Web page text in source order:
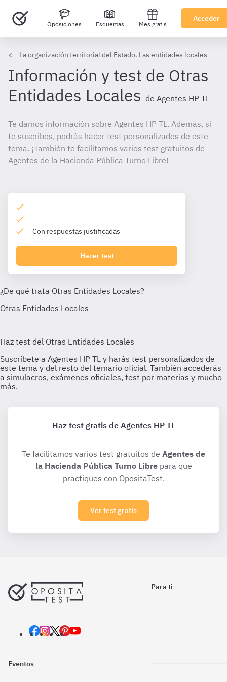
Oposiciones Esquemas Mes gratis
Acceder
La organización territorial del Estado. Las entidades locales
Información y test de Otras
Entidades Locales de Agentes HP TL
Te damos información sobre Agentes HP TL. Además, si
te suscribes, podrás hacer test personalizados de este
tema. ¡También te facilitamos varios test gratuitos de
Agentes de la Hacienda Pública Turno Libre!
Con respuestas justificadas
Hacer test
Haz test gratis de Agentes HP TL
Te facilitamos varios test gratuitos de Agentes de
la Hacienda Pública Turno Librepara que
practiques con OpositaTest.
Ver test gratis
Para ti
Eventos